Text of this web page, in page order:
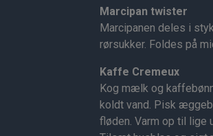
Marcipan twister
Marcipanen deles i
rørsukker. Foldes på
Kaffe Cremeux
Kog mælk og
koldt vand. Pisk
fløden. Varm op til lige